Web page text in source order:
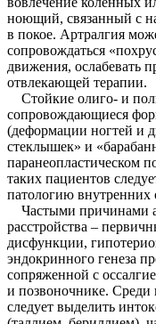
ноющий, связанный с
в покое. Артралгия
сопровождаться
движения, ослабевать
отвлекающей терапии.
Стойкие олиго- и
сопровождающиеся
(деформации ногтей и
стеклышек» и
паранеопластическом
таких пациентов
патологию внутренних
Частыми причинами
расстройства –
дисфункции,
эндокринного генеза
сопряженной с
и позвоночнике.
следует выделить